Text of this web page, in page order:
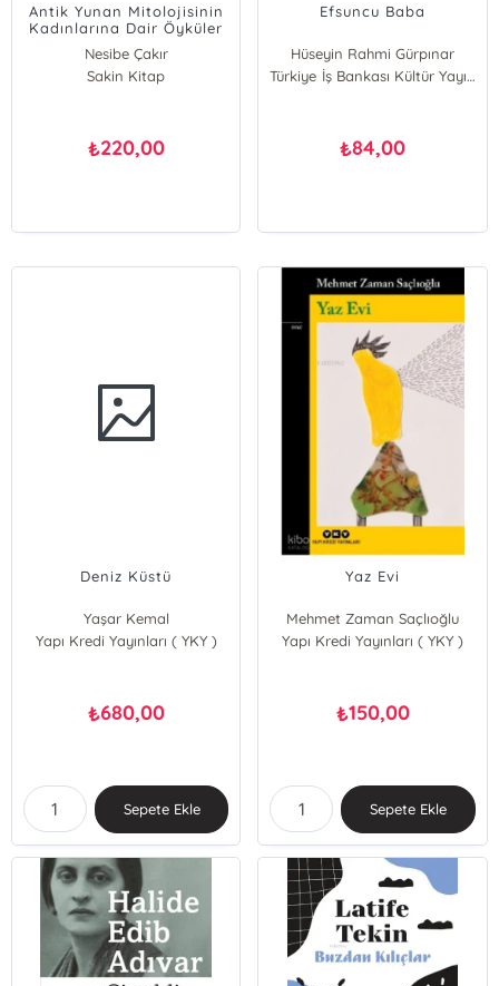
Antik Yunan Mitolojisinin
Kadınlarına Dair Öyküler
Nesibe Çakır
Sakin Kitap
₺220,00
Efsuncu Baba
Hüseyin Rahmi Gürpınar
Türkiye İş Bankası Kültür Yayınları
₺84,00
Deniz Küstü
Yaşar Kemal
Yapı Kredi Yayınları ( YKY )
₺680,00
Sepete Ekle
Yaz Evi
Mehmet Zaman Saçlıoğlu
Yapı Kredi Yayınları ( YKY )
₺150,00
Sepete Ekle